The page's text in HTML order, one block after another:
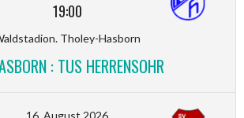
19:00
Tholey-Hasborn
: TUS HERRENSOHR
16. August 2026